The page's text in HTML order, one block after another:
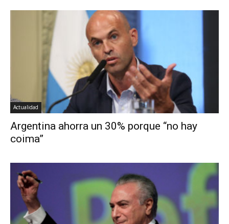
Actualidad
Argentina ahorra un 30% porque “no hay
coima”